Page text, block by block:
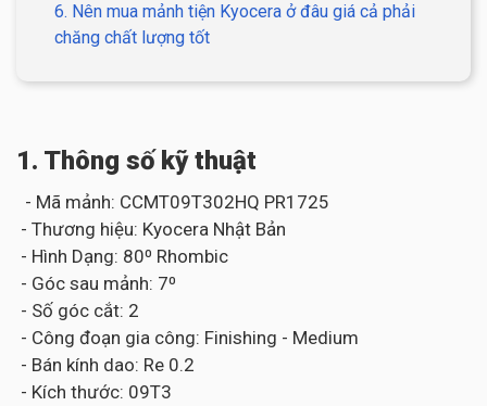
6. Nên mua mảnh tiện Kyocera ở đâu giá cả phải
chăng chất lượng tốt
1. Thông số kỹ thuật
- Mã mảnh: CCMT09T302HQ PR1725
- Thương hiệu: Kyocera Nhật Bản
- Hình Dạng: 80⁰ Rhombic
- Góc sau mảnh: 7⁰
- Số góc cắt: 2
- Công đoạn gia công: Finishing - Medium
- Bán kính dao: Re 0.2
- Kích thước: 09T3